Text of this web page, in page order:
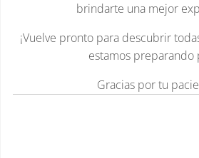
brindarte una mejor
¡Vuelve pronto para descubrir
estamos preparando
Gracias por tu